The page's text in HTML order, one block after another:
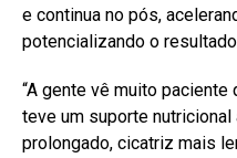
e continua no pós,
potencializando o
“A gente vê muito paciente
teve um suporte
prolongado, cicatriz mais